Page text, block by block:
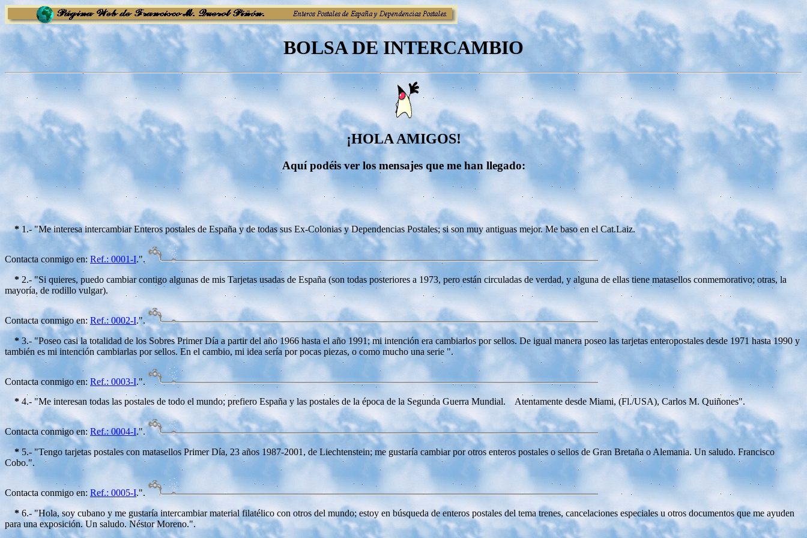
BOLSA DE INTERCAMBIO
¡HOLA AMIGOS!
Aquí podéis ver los mensajes que me han llegado:
*1.- "Me interesa intercambiar Enteros postales de España y de todas sus Ex-Colonias y Dependencias Postales; si son muy antiguas mejor. Me baso en el Cat.Laiz.
Contacta conmigo en: Ref.: 0001-I.".
* 2.- "Si quieres, puedo cambiar contigo algunas de mis Tarjetas usadas de España (son todas posteriores a 1973, pero están circuladas de verdad, y alguna de ellas tiene matasellos conmemorativo; otras, la
mayoría, de rodillo vulgar).
Contacta conmigo en: Ref.: 0002-I.".
* 3.- "Poseo casi la totalidad de los Sobres Primer Día a partir del año 1966 hasta el año 1991; mi intención era cambiarlos por sellos. De igual manera poseo las tarjetas enteropostales desde 1971 hasta 1990 y
también es mi intención cambiarlas por sellos. En el cambio, mi idea sería por pocas piezas, o como mucho una serie ".
Contacta conmigo en: Ref.: 0003-I .".
* 4.- "Me interesan todas las postales de todo el mundo; prefiero España y las postales de la época de la Segunda Guerra Mundial. Atentamente desde Miami, (Fl./USA), Carlos M. Quiñones".
Contacta conmigo en: Ref.: 0004-I.".
*5.- "Tengo tarjetas postales con matasellos Primer Día, 23 años 1987-2001, de Liechtenstein; me gustaría cambiar por otros enteros postales o sellos de Gran Bretaña o Alemania. Un saludo. Francisco
Cobo.".
Contacta conmigo en: Ref.: 0005-I.".
*6.- "Hola, soy cubano y me gustaría intercambiar material filatélico con otros del mundo; estoy en búsqueda de enteros postales del tema trenes, cancelaciones especiales u otros documentos que me ayuden
para una exposición. Un saludo. Néstor Moreno.".